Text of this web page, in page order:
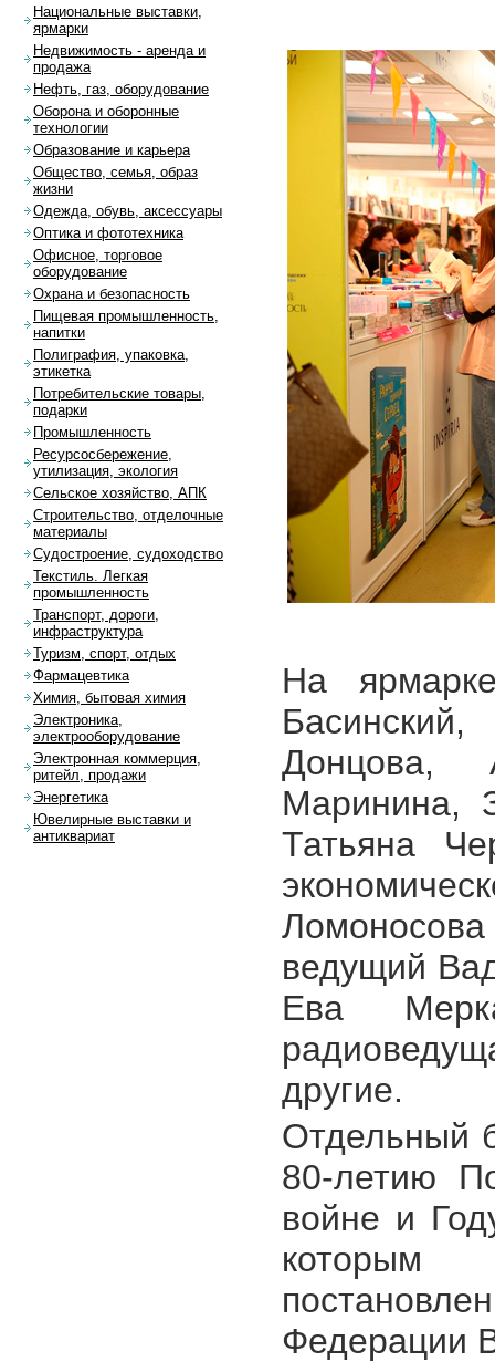
На
Донцова,
Маринина,
Татьяна
ведущий
Ева
другие.
Отдельный
80-летию
войне и
Федерации
Национальные выставки,
ярмарки
Недвижимость - аренда и
продажа
Нефть, газ, оборудование
Оборона и оборонные
технологии
Образование и карьера
Общество, семья, образ
жизни
Одежда, обувь, аксессуары
Оптика и фототехника
Офисное, торговое
оборудование
Охрана и безопасность
Пищевая промышленность,
напитки
Полиграфия, упаковка,
этикетка
Потребительские товары,
подарки
Промышленность
Ресурсосбережение,
утилизация, экология
Сельское хозяйство, АПК
Строительство, отделочные
материалы
Судостроение, судоходство
Текстиль. Легкая
промышленность
Транспорт, дороги,
инфраструктура
Туризм, спорт, отдых
Фармацевтика
Химия, бытовая химия
Электроника,
электрооборудование
Электронная коммерция,
ритейл, продажи
Энергетика
Ювелирные выставки и
антиквариат